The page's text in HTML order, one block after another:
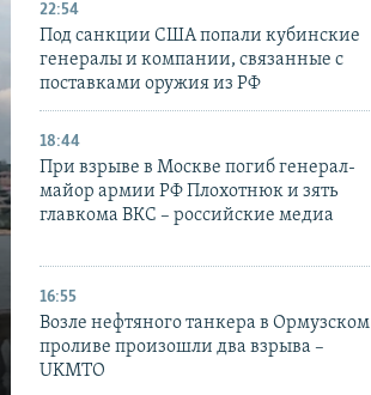
22:54
Под санкции США попали кубинские
генералы и компании, связанные с
поставками оружия из РФ
18:44
При взрыве в Москве погиб генерал-
майор армии РФ Плохотнюк и зять
главкома ВКС – российские медиа
16:55
Возле нефтяного танкера в Ормузском
проливе произошли два взрыва –
UKMTO